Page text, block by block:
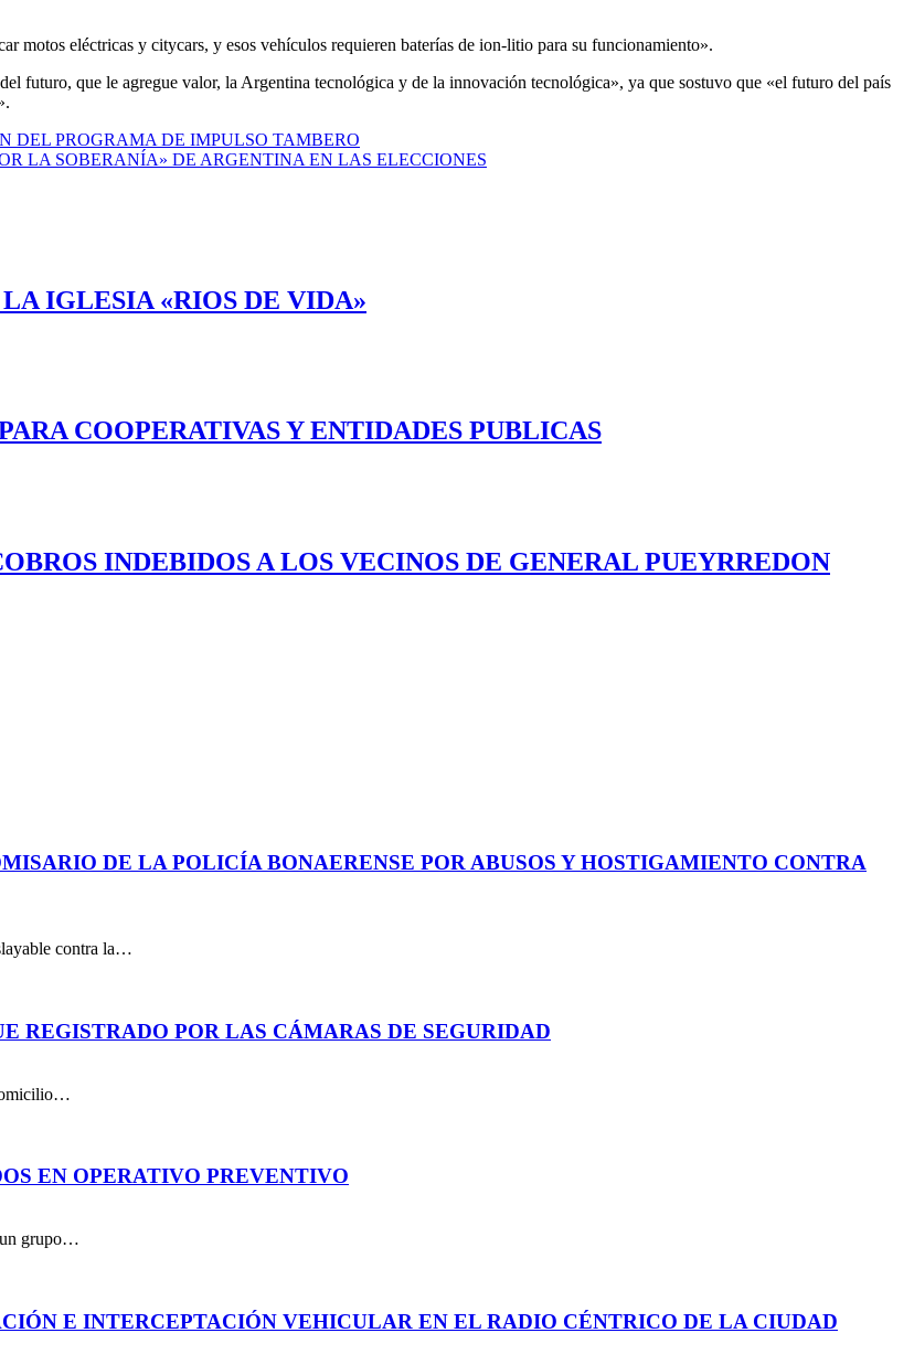
motos eléctricas y citycars, y esos vehículos requieren baterías de ion-litio para su funcionamiento».
futuro, que le agregue valor, la Argentina tecnológica y de la innovación tecnológica», ya que sostuvo que «el futuro del país
DEL PROGRAMA DE IMPULSO TAMBERO
LA SOBERANÍA» DE ARGENTINA EN LAS ELECCIONES
IGLESIA «RIOS DE VIDA»
COOPERATIVAS Y ENTIDADES PUBLICAS
INDEBIDOS A LOS VECINOS DE GENERAL PUEYRREDON
DE LA POLICÍA BONAERENSE POR ABUSOS Y HOSTIGAMIENTO CONTRA
contra la…
REGISTRADO POR LAS CÁMARAS DE SEGURIDAD
EN OPERATIVO PREVENTIVO
un grupo…
E INTERCEPTACIÓN VEHICULAR EN EL RADIO CÉNTRICO DE LA CIUDAD